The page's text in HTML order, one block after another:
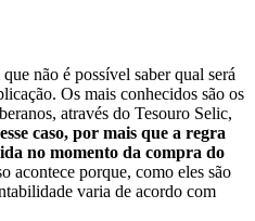
não é possível saber qual será
Os mais conhecidos são os
através do Tesouro Selic,
caso, por mais que a regra
no momento da compra do
acontece porque, como eles são
varia de acordo com